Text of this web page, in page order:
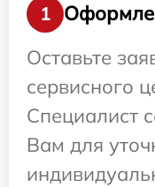
1
Оставьте
сервисного
Специалист
Вам для